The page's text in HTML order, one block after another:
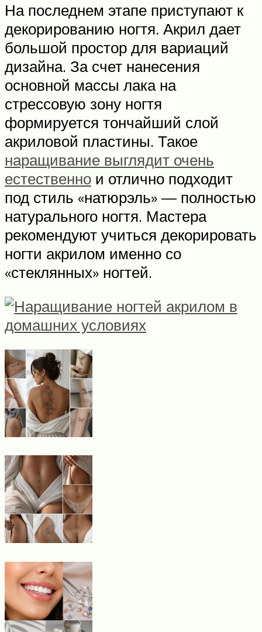
На последнем этапе приступают к
декорированию ногтя. Акрил дает
большой простор для вариаций
дизайна. За счет нанесения
основной массы лака на
стрессовую зону ногтя
формируется тончайший слой
акриловой пластины. Такое
наращивание выглядит очень
естественно и отлично подходит
под стиль «натюрэль» — полностью
натурального ногтя. Мастера
рекомендуют учиться декорировать
ногти акрилом именно со
«стеклянных» ногтей.